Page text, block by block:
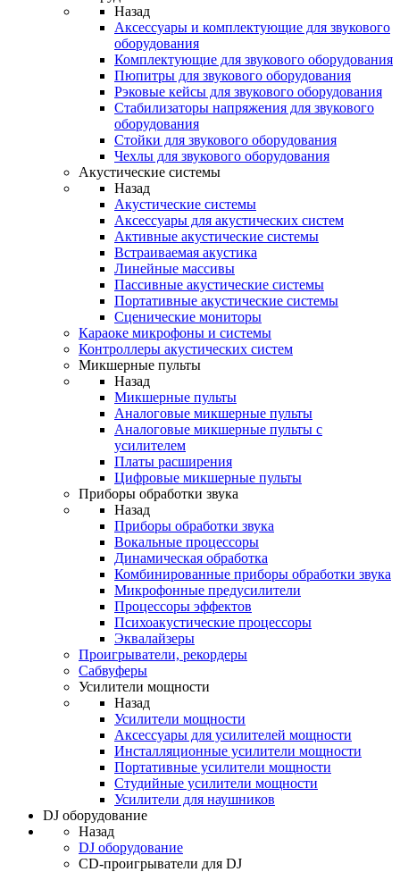
Назад
Аксессуары и комплектующие для звукового
оборудования
Комплектующие для звукового оборудования
Пюпитры для звукового оборудования
Рэковые кейсы для звукового оборудования
Стабилизаторы напряжения для звукового
оборудования
Стойки для звукового оборудования
Чехлы для звукового оборудования
Акустические системы
Назад
Акустические системы
Аксессуары для акустических систем
Активные акустические системы
Встраиваемая акустика
Линейные массивы
Пассивные акустические системы
Портативные акустические системы
Сценические мониторы
Караоке микрофоны и системы
Контроллеры акустических систем
Микшерные пульты
Назад
Микшерные пульты
Аналоговые микшерные пульты
Аналоговые микшерные пульты с
усилителем
Платы расширения
Цифровые микшерные пульты
Приборы обработки звука
Назад
Приборы обработки звука
Вокальные процессоры
Динамическая обработка
Комбинированные приборы обработки звука
Микрофонные предусилители
Процессоры эффектов
Психоакустические процессоры
Эквалайзеры
Проигрыватели, рекордеры
Сабвуферы
Усилители мощности
Назад
Усилители мощности
Аксессуары для усилителей мощности
Инсталляционные усилители мощности
Портативные усилители мощности
Студийные усилители мощности
Усилители для наушников
DJ оборудование
Назад
DJ оборудование
CD-проигрыватели для DJ